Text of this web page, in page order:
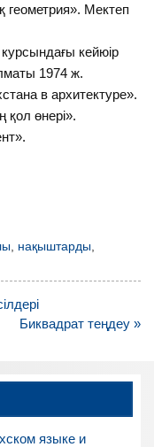
геометрия». Мектеп
кейюір
1974 ж.
в архитектуре».
өнері».
, нақыштарды,
Биквадрат теңдеу »
языке и